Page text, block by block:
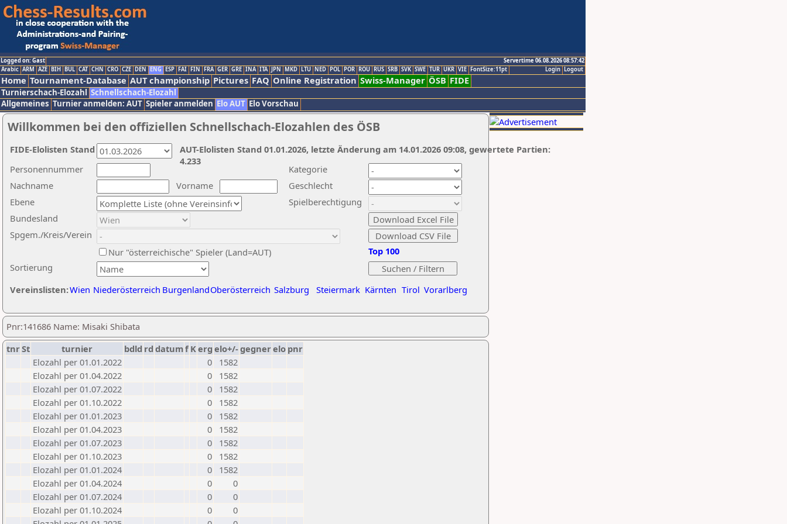
Logged on: Gast
Servertime 06.08.2026 08:57:42
Logout
Login
Arabic ARM AZE BIH BUL CAT CHN CRO CZE DEN ENG ESP FAI FIN FRA GER GRE INA ITA JPN MKD LTU NED POL POR ROU RUS SRB SVK SWE TUR UKR VIE FontSize:11pt
Home Tournament-Database AUT championship Pictures FAQ Online Registration Swiss-Manager ÖSB FIDE
Turnierschach-Elozahl Schnellschach-Elozahl
Allgemeines Turnier anmelden: AUT Spieler anmelden Elo AUT Elo Vorschau
Willkommen bei den offiziellen Schnellschach-Elozahlen des ÖSB
Nachname
Vorname
Ebene
Kategorie
Sortierung
Personennummer
Bundesland
Spgem./Kreis/Verein
Geschlecht
Nur "österreichische" Spieler (Land=AUT)
Spielberechtigung
Vereinslisten:Wien Niederösterreich BurgenlandOberösterreich Salzburg Steiermark Kärnten Tirol Vorarlberg
Top 100
AUT-Elolisten Stand 01.01.2026, letzte Änderung am 14.01.2026 09:08, gewertete Partien:
4.233
FIDE-Elolisten Stand
Pnr:141686 Name: Misaki Shibata
tnrSt turnier bdld rd datumf Kerg elo+/-gegnerelo pnr
Elozahl per 01.01.2022
0
1582
Elozahl per 01.04.2022
0
1582
Elozahl per 01.07.2022
0
1582
Elozahl per 01.10.2022
0
1582
Elozahl per 01.01.2023
0
1582
Elozahl per 01.04.2023
0
1582
Elozahl per 01.07.2023
0
1582
Elozahl per 01.10.2023
0
1582
Elozahl per 01.01.2024
0
1582
Elozahl per 01.04.2024
0
0
Elozahl per 01.07.2024
0
0
Elozahl per 01.10.2024
0
0